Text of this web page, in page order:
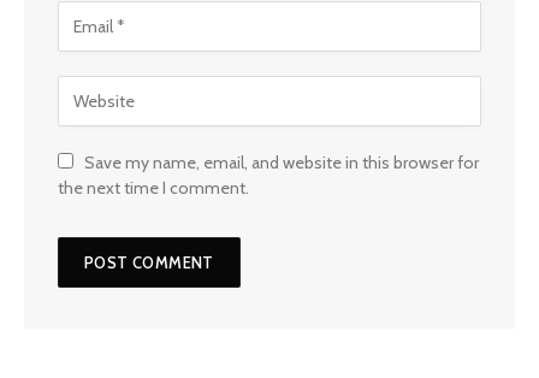
Save my name, email, and website in this browser for
the next time I comment.